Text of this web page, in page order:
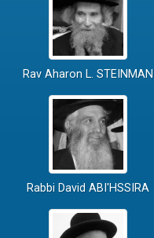
Rav Aharon L. STEINMAN
Rabbi David ABI'HSSIRA